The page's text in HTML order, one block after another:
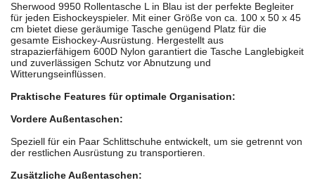
Sherwood 9950 Rollentasche L in Blau ist der perfekte Begleiter
für jeden Eishockeyspieler. Mit einer Größe von ca. 100 x 50 x 45
cm bietet diese geräumige Tasche genügend Platz für die
gesamte Eishockey-Ausrüstung. Hergestellt aus
strapazierfähigem 600D Nylon garantiert die Tasche Langlebigkeit
und zuverlässigen Schutz vor Abnutzung und
Witterungseinflüssen.
Praktische Features für optimale Organisation:
Vordere Außentaschen:
Speziell für ein Paar Schlittschuhe entwickelt, um sie getrennt von
der restlichen Ausrüstung zu transportieren.
Zusätzliche Außentaschen: